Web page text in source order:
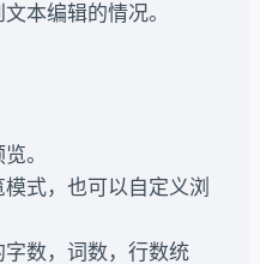
本编辑的情况。
。
式，也可以自定义浏
数，词数，行数统